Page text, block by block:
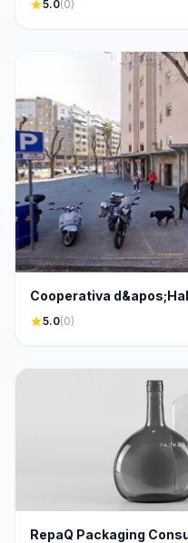
star5.0(0)
Cooperativa
star5.0(0)
RepaQ Packaging